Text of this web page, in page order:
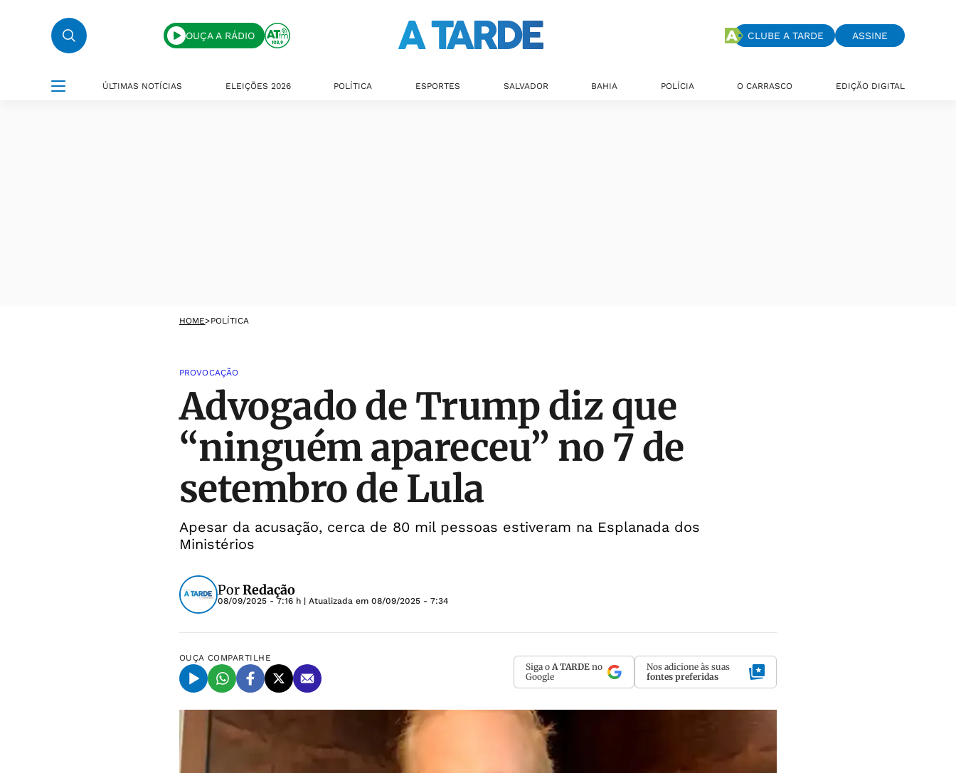
OUÇA A RÁDIO CLUBE A TARDE ASSINE
ÚLTIMAS NOTÍCIAS ELEIÇÕES 2026 POLÍTICA ESPORTES SALVADOR BAHIA POLÍCIA O CARRASCO EDIÇÃO DIGITAL
HOME>POLÍTICA
PROVOCAÇÃO
Advogado de Trump diz que
“ninguém apareceu” no 7 de
setembro de Lula
Apesar da acusação, cerca de 80 mil pessoas estiveram na Esplanada dos
Ministérios
PorRedação
08/09/2025 - 7:16 h | Atualizada em 08/09/2025 - 7:34
OUÇA COMPARTILHE
Siga o A TARDE no
Google
Nos adicione às suas
fontes preferidas